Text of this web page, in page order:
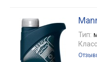
Тип: